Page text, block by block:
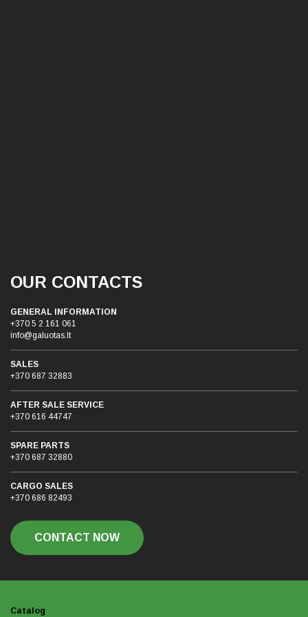
OUR CONTACTS
GENERAL INFORMATION
+370 5 2 161 061
info@galuotas.lt
SALES
+370 687 32883
AFTER SALE SERVICE
+370 616 44747
SPARE PARTS
+370 687 32880
CARGO SALES
+370 686 82493
CONTACT NOW
Catalog